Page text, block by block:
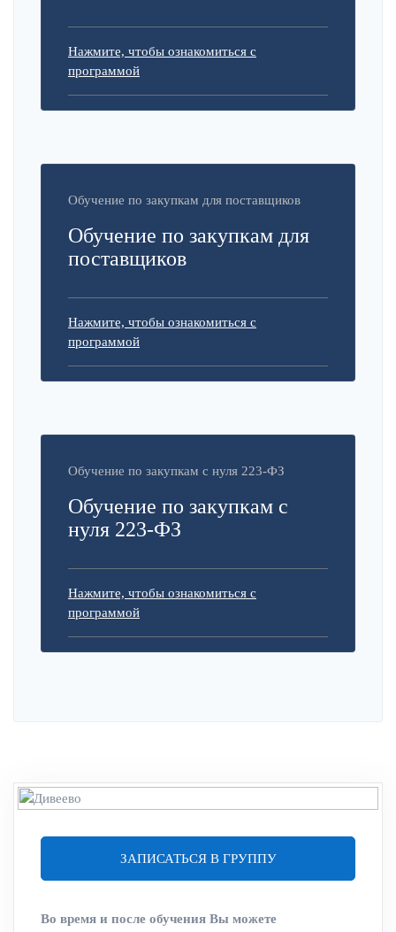
Нажмите, чтобы ознакомиться с
программой
Обучение по закупкам для поставщиков
Обучение по закупкам для
поставщиков
Нажмите, чтобы ознакомиться с
программой
Обучение по закупкам с нуля 223-ФЗ
Обучение по закупкам с
нуля 223-ФЗ
Нажмите, чтобы ознакомиться с
программой
ЗАПИСАТЬСЯ В ГРУППУ
Во время и после обучения Вы можете